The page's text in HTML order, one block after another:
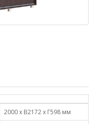
2000 х В2172 х Г598 мм